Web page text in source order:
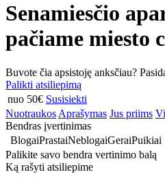
Senamiesčio
pačiame miesto
Buvote čia apsistoję anksčiau?
Palikti atsiliepimą
nuo 50€ Susisiekti
Nuotraukos Aprašymas Jus priims
Bendras įvertinimas
BlogaiPrastaiNeblogaiGeraiPuikiai
Palikite savo bendra vertinimo balą
Ką rašyti atsiliepime